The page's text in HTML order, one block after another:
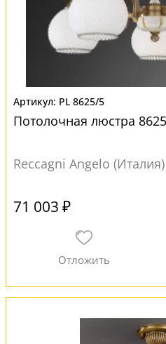
PL 8625/5
Потолочная люстра
Reccagni Angelo (Италия)
71 003 ₽